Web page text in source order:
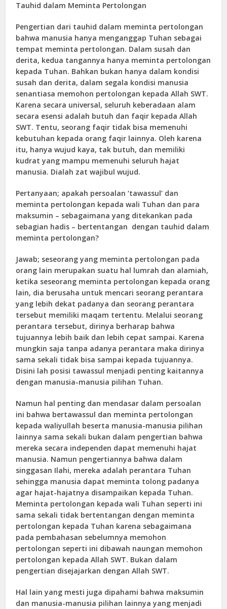
Tauhid dalam Meminta Pertolongan
Pengertian dari tauhid dalam meminta pertolongan
bahwa manusia hanya menganggap Tuhan sebagai
tempat meminta pertolongan. Dalam susah dan
derita, kedua tangannya hanya meminta pertolongan
kepada Tuhan. Bahkan bukan hanya dalam kondisi
susah dan derita, dalam segala kondisi manusia
senantiasa memohon pertolongan kepada Allah SWT.
Karena secara universal, seluruh keberadaan alam
secara esensi adalah butuh dan faqir kepada Allah
SWT. Tentu, seorang faqir tidak bisa memenuhi
kebutuhan kepada orang faqir lainnya. Oleh karena
itu, hanya wujud kaya, tak butuh, dan memiliki
kudrat yang mampu memenuhi seluruh hajat
manusia. Dialah zat wajibul wujud.
Pertanyaan; apakah persoalan ‘tawassul’ dan
meminta pertolongan kepada wali Tuhan dan para
maksumin – sebagaimana yang ditekankan pada
sebagian hadis – bertentangan dengan tauhid dalam
meminta pertolongan?
Jawab; seseorang yang meminta pertolongan pada
orang lain merupakan suatu hal lumrah dan alamiah,
ketika seseorang meminta pertolongan kepada orang
lain, dia berusaha untuk mencari seorang perantara
yang lebih dekat padanya dan seorang perantara
tersebut memiliki maqam tertentu. Melalui seorang
perantara tersebut, dirinya berharap bahwa
tujuannya lebih baik dan lebih cepat sampai. Karena
mungkin saja tanpa adanya perantara maka dirinya
sama sekali tidak bisa sampai kepada tujuannya.
Disini lah posisi tawassul menjadi penting kaitannya
dengan manusia-manusia pilihan Tuhan.
Namun hal penting dan mendasar dalam persoalan
ini bahwa bertawassul dan meminta pertolongan
kepada waliyullah beserta manusia-manusia pilihan
lainnya sama sekali bukan dalam pengertian bahwa
mereka secara independen dapat memenuhi hajat
manusia. Namun pengertiannya bahwa dalam
singgasan Ilahi, mereka adalah perantara Tuhan
sehingga manusia dapat meminta tolong padanya
agar hajat-hajatnya disampaikan kepada Tuhan.
Meminta pertolongan kepada wali Tuhan seperti ini
sama sekali tidak bertentangan dengan meminta
pertolongan kepada Tuhan karena sebagaimana
pada pembahasan sebelumnya memohon
pertolongan seperti ini dibawah naungan memohon
pertolongan kepada Allah SWT. Bukan dalam
pengertian disejajarkan dengan Allah SWT.
Hal lain yang mesti juga dipahami bahwa maksumin
dan manusia-manusia pilihan lainnya yang menjadi